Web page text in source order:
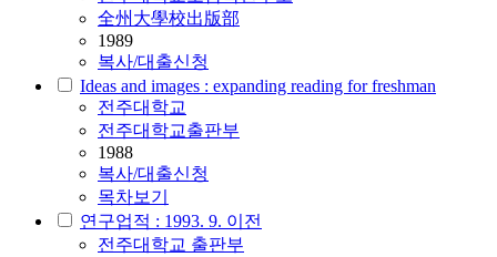
全州大學校出版部
1989
복사/대출신청
Ideas and images : expanding reading for freshman
전주대학교
전주대학교출판부
1988
복사/대출신청
목차보기
연구업적 : 1993. 9. 이전
전주대학교 출판부